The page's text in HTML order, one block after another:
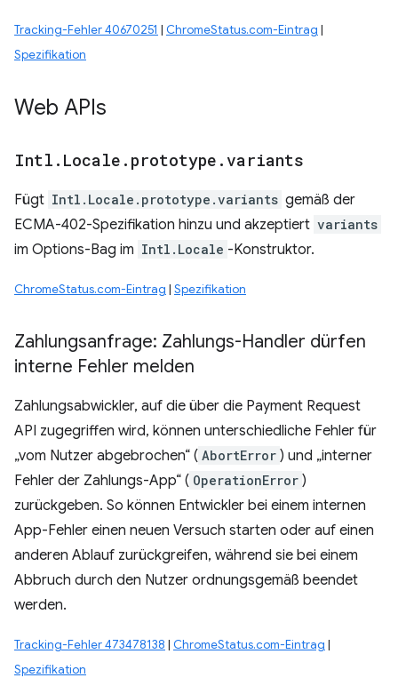
Tracking-Fehler 40670251 | ChromeStatus.com-Eintrag |
Spezifikation
Web APIs
Intl . Locale . prototype . variants
Fügt Intl.Locale.prototype.variants gemäß der
ECMA-402-Spezifikation hinzu und akzeptiert variants
im Options-Bag im Intl.Locale -Konstruktor.
ChromeStatus.com-Eintrag | Spezifikation
Zahlungsanfrage: Zahlungs-Handler dürfen
interne Fehler melden
Zahlungsabwickler, auf die über die Payment Request
API zugegriffen wird, können unterschiedliche Fehler für
„vom Nutzer abgebrochen“ ( AbortError ) und „interner
Fehler der Zahlungs-App“ ( OperationError )
zurückgeben. So können Entwickler bei einem internen
App-Fehler einen neuen Versuch starten oder auf einen
anderen Ablauf zurückgreifen, während sie bei einem
Abbruch durch den Nutzer ordnungsgemäß beendet
werden.
Tracking-Fehler 473478138 | ChromeStatus.com-Eintrag |
Spezifikation